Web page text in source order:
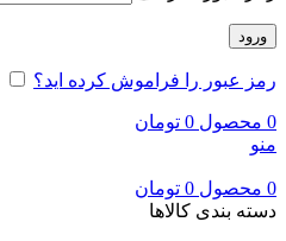
ورود
رمز عبور را فراموش کرده اید؟
0 محصول 0 تومان
منو
0 محصول 0 تومان
دسته بندی کالاها